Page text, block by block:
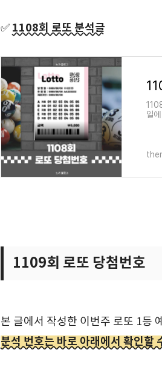
✅ 1108회 로또 분석글
일
1109회 로또 당첨번호
본 글에서 작성한 이번주 로또 1등
분석 번호는 바로 아래에서 확인할